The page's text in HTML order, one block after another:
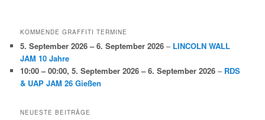
KOMMENDE GRAFFITI TERMINE
5. September 2026 – 6. September 2026 – LINCOLN WALL
JAM 10 Jahre
10:00 – 00:00,5. September 2026 – 6. September 2026 – RDS
& UAP JAM 26 Gießen
NEUESTE BEITRÄGE